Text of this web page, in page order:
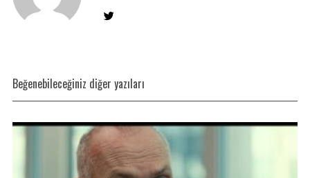
Beğenebileceğiniz diğer yazıları